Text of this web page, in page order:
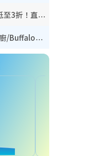
開倉優惠｜馬拉松開倉低至3折！直擊$99起買adidas／New Balance／Puma鞋款 STANLEY保溫杯劈價至$119起
廚具優惠｜普樂氏/意美廚/Buffalo廚具低至3折！$89起買煎鍋／炒鑊／個人鍋 同場小家電激減至$99起